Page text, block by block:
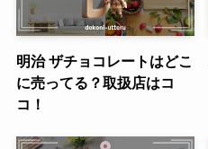
明治 ザチョコレートはどこ
に売ってる？取扱店はコ
コ！